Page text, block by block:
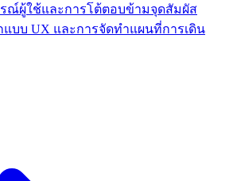
ณ์ผู้ใช้และการโต้ตอบข้ามจุดสัมผัส
บบ UX และการจัดทำแผนที่การเดิน